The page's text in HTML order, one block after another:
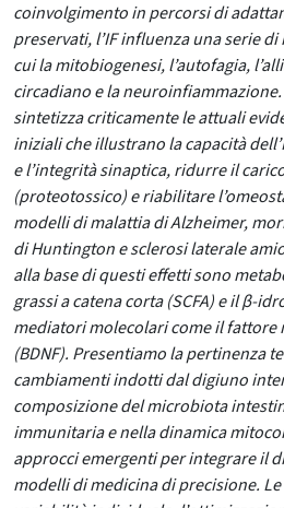
coinvolgimento in percorsi di
preservati, l’IF influenza una serie
cui la mitobiogenesi, l’autofagia,
circadiano e la
sintetizza criticamente le attuali
iniziali che illustrano la capacità
e l’integrità sinaptica, ridurre il
(proteotossico) e riabilitare
modelli di malattia di Alzheimer,
di Huntington e sclerosi laterale
alla base di questi effetti sono
grassi a catena corta (SCFA) e il β-
mediatori molecolari come il
(BDNF). Presentiamo la pertinenza
cambiamenti indotti dal digiuno
composizione del microbiota
immunitaria e nella dinamica
approcci emergenti per integrare il
modelli di medicina di precisione.